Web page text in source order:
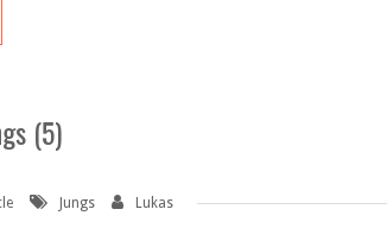
(5)
Jungs Lukas